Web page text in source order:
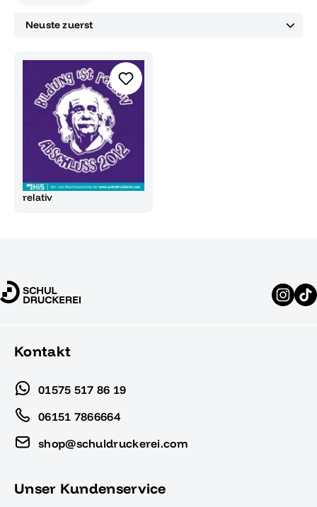
relativ
Kontakt
01575 517 86 19
06151 7866664
shop@schuldruckerei.com
Unser Kundenservice